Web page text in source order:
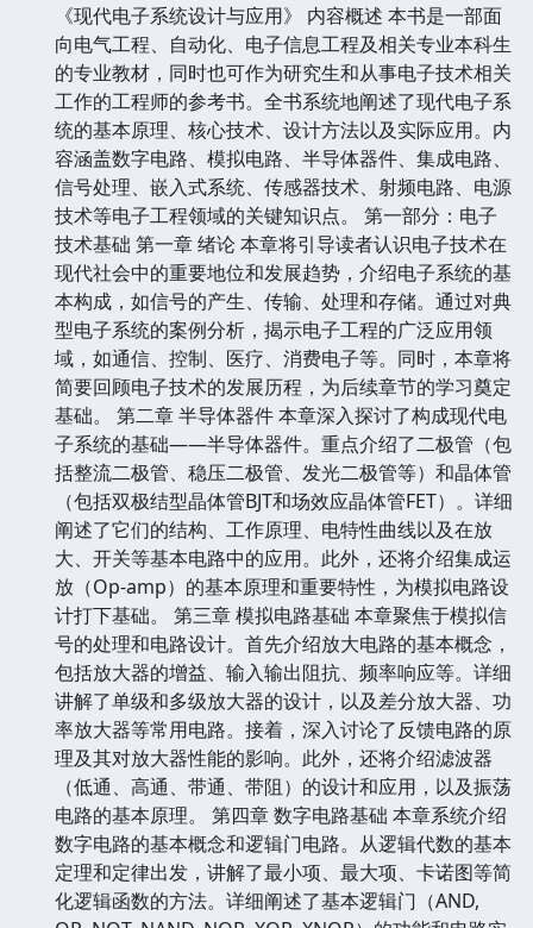
《现代电子系统设计与应用》 内容概述 本书是一部面
向电气工程、自动化、电子信息工程及相关专业本科生
的专业教材，同时也可作为研究生和从事电子技术相关
工作的工程师的参考书。全书系统地阐述了现代电子系
统的基本原理、核心技术、设计方法以及实际应用。内
容涵盖数字电路、模拟电路、半导体器件、集成电路、
信号处理、嵌入式系统、传感器技术、射频电路、电源
技术等电子工程领域的关键知识点。 第一部分：电子
技术基础 第一章 绪论 本章将引导读者认识电子技术在
现代社会中的重要地位和发展趋势，介绍电子系统的基
本构成，如信号的产生、传输、处理和存储。通过对典
型电子系统的案例分析，揭示电子工程的广泛应用领
域，如通信、控制、医疗、消费电子等。同时，本章将
简要回顾电子技术的发展历程，为后续章节的学习奠定
基础。 第二章 半导体器件 本章深入探讨了构成现代电
子系统的基础——半导体器件。重点介绍了二极管（包
括整流二极管、稳压二极管、发光二极管等）和晶体管
（包括双极结型晶体管BJT和场效应晶体管FET）。详细
阐述了它们的结构、工作原理、电特性曲线以及在放
大、开关等基本电路中的应用。此外，还将介绍集成运
放（Op-amp）的基本原理和重要特性，为模拟电路设
计打下基础。 第三章 模拟电路基础 本章聚焦于模拟信
号的处理和电路设计。首先介绍放大电路的基本概念，
包括放大器的增益、输入输出阻抗、频率响应等。详细
讲解了单级和多级放大器的设计，以及差分放大器、功
率放大器等常用电路。接着，深入讨论了反馈电路的原
理及其对放大器性能的影响。此外，还将介绍滤波器
（低通、高通、带通、带阻）的设计和应用，以及振荡
电路的基本原理。 第四章 数字电路基础 本章系统介绍
数字电路的基本概念和逻辑门电路。从逻辑代数的基本
定理和定律出发，讲解了最小项、最大项、卡诺图等简
化逻辑函数的方法。详细阐述了基本逻辑门（AND,